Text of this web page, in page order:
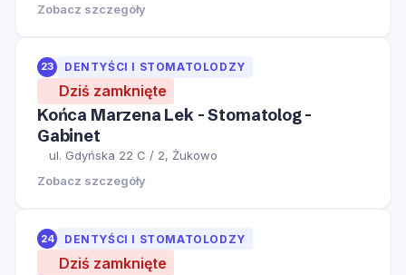
Zobacz szczegóły
23 DENTYŚCI I STOMATOLODZY
Dziś zamknięte
Końca Marzena Lek - Stomatolog -
Gabinet
ul. Gdyńska 22 C / 2, Żukowo
Zobacz szczegóły
24 DENTYŚCI I STOMATOLODZY
Dziś zamknięte